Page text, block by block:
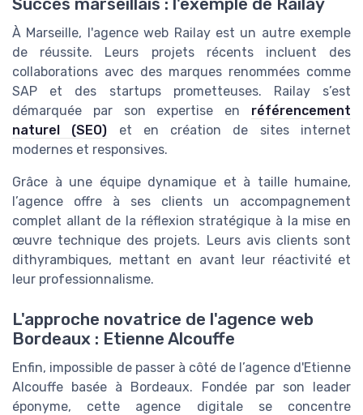
Succès marseillais : l'exemple de Railay
À Marseille, l'agence web Railay est un autre exemple
de réussite. Leurs projets récents incluent des
collaborations avec des marques renommées comme
SAP et des startups prometteuses. Railay s’est
démarquée par son expertise en référencement
naturel (SEO) et en création de sites internet
modernes et responsives.
Grâce à une équipe dynamique et à taille humaine,
l’agence offre à ses clients un accompagnement
complet allant de la réflexion stratégique à la mise en
œuvre technique des projets. Leurs avis clients sont
dithyrambiques, mettant en avant leur réactivité et
leur professionnalisme.
L'approche novatrice de l'agence web
Bordeaux : Etienne Alcouffe
Enfin, impossible de passer à côté de l’agence d'Etienne
Alcouffe basée à Bordeaux. Fondée par son leader
éponyme, cette agence digitale se concentre